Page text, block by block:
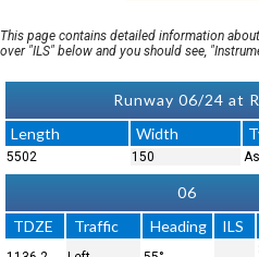
This page contains detailed information
over "ILS" below and you should see,
Runway 06/24 at
Length
Width
5502 150
06
TDZE
Traffic Heading ILS